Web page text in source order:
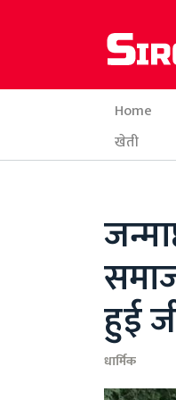
Home
खेती
हुई
धार्मिक